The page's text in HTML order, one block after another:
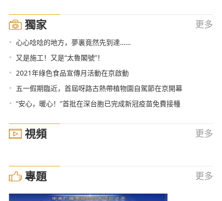
獨家 更多
• 心心唸唸的地方，夢裏竟然先到達……
• 又是施工！又是“太魯閣號”！
• 2021年綠色食品宣傳月活動在京啟動
• 五一假期臨近，首屆呀路古熱帶植物園自駕節在京開幕
• “安心，暖心！”首批在深台胞已完成新冠疫苗免費接種
視頻 更多
專題 更多